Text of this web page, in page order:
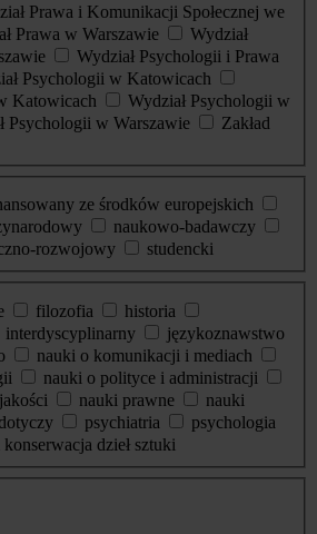
Prawa i Komunikacji Społecznej we
Prawa w Warszawie
Wydział
Wydział Psychologii i Prawa
Psychologii w Katowicach
Katowicach
Wydział Psychologii w
Psychologii w Warszawie
Zakład
ze środków europejskich
naukowo-badawczy
rozwojowy
studencki
filozofia
historia
interdyscyplinarny
językoznawstwo
nauki o komunikacji i mediach
nauki o polityce i administracji
nauki prawne
nauki
psychiatria
psychologia
dzieł sztuki